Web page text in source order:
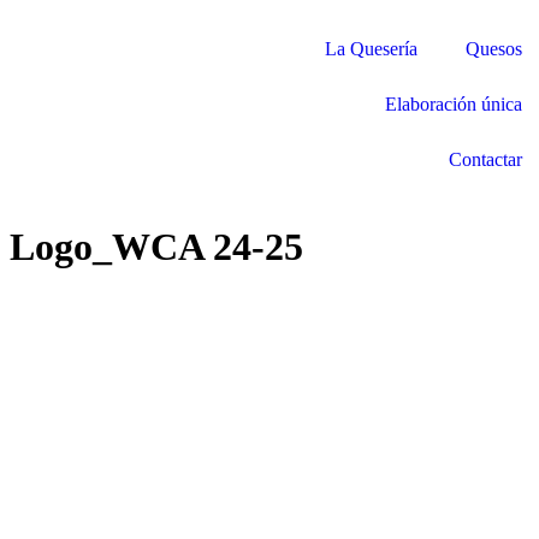
La Quesería Quesos
Elaboración única
Contactar
Logo_WCA 24-25